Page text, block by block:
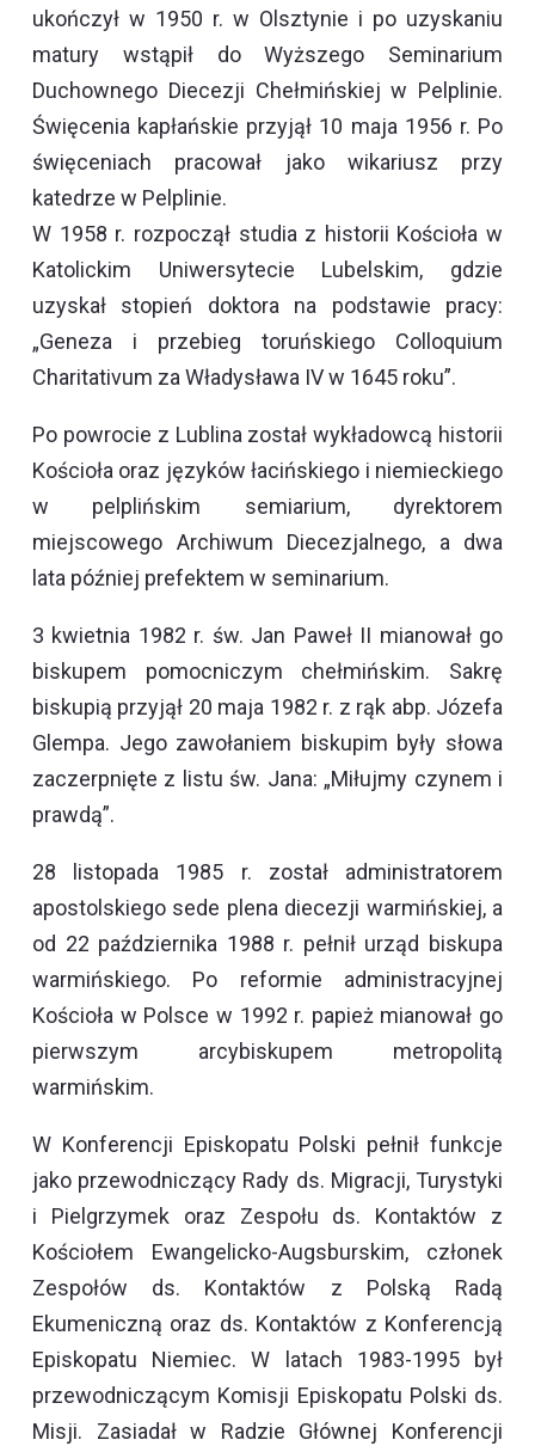
ukończył w 1950 r. w Olsztynie i po uzyskaniu
matury wstąpił do Wyższego Seminarium
Duchownego Diecezji Chełmińskiej w Pelplinie.
Święcenia kapłańskie przyjął 10 maja 1956 r. Po
święceniach pracował jako wikariusz przy
katedrze w Pelplinie.
W 1958 r. rozpoczął studia z historii Kościoła w
Katolickim Uniwersytecie Lubelskim, gdzie
uzyskał stopień doktora na podstawie pracy:
„Geneza i przebieg toruńskiego Colloquium
Charitativum za Władysława IV w 1645 roku”.
Po powrocie z Lublina został wykładowcą historii
Kościoła oraz języków łacińskiego i niemieckiego
w pelplińskim semiarium, dyrektorem
miejscowego Archiwum Diecezjalnego, a dwa
lata później prefektem w seminarium.
3 kwietnia 1982 r. św. Jan Paweł II mianował go
biskupem pomocniczym chełmińskim. Sakrę
biskupią przyjął 20 maja 1982 r. z rąk abp. Józefa
Glempa. Jego zawołaniem biskupim były słowa
zaczerpnięte z listu św. Jana: „Miłujmy czynem i
prawdą”.
28 listopada 1985 r. został administratorem
apostolskiego sede plena diecezji warmińskiej, a
od 22 października 1988 r. pełnił urząd biskupa
warmińskiego. Po reformie administracyjnej
Kościoła w Polsce w 1992 r. papież mianował go
pierwszym arcybiskupem metropolitą
warmińskim.
W Konferencji Episkopatu Polski pełnił funkcje
jako przewodniczący Rady ds. Migracji, Turystyki
i Pielgrzymek oraz Zespołu ds. Kontaktów z
Kościołem Ewangelicko-Augsburskim, członek
Zespołów ds. Kontaktów z Polską Radą
Ekumeniczną oraz ds. Kontaktów z Konferencją
Episkopatu Niemiec. W latach 1983-1995 był
przewodniczącym Komisji Episkopatu Polski ds.
Misji. Zasiadał w Radzie Głównej Konferencji